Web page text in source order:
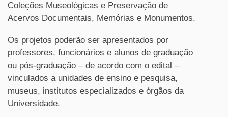
Coleções Museológicas e Preservação de
Acervos Documentais, Memórias e Monumentos.
Os projetos poderão ser apresentados por
professores, funcionários e alunos de graduação
ou pós-graduação – de acordo com o edital –
vinculados a unidades de ensino e pesquisa,
museus, institutos especializados e órgãos da
Universidade.